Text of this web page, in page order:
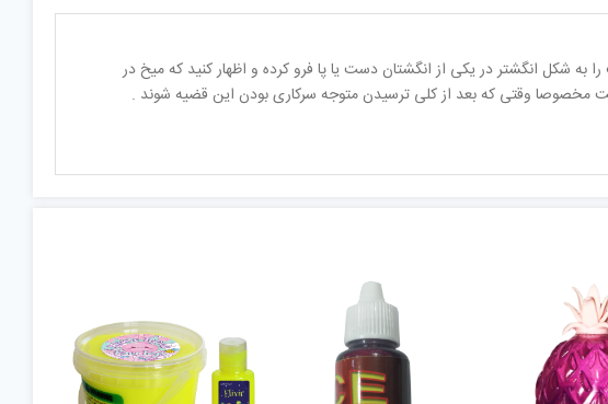
شکل انگشتر در یکی از انگشتان دست یا پا فرو کرده و اظهار کنید که میخ در
مخصوصا وقتی که بعد از کلی ترسیدن متوجه سرکاری بودن این قضیه شوند .